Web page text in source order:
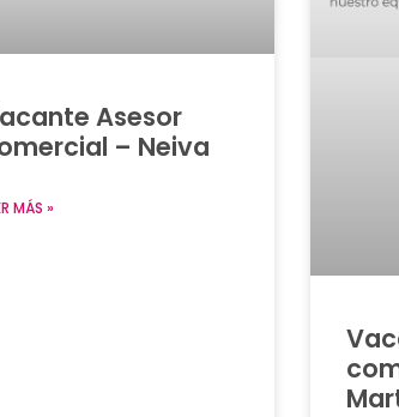
Asesor
– Neiva
MÁS »